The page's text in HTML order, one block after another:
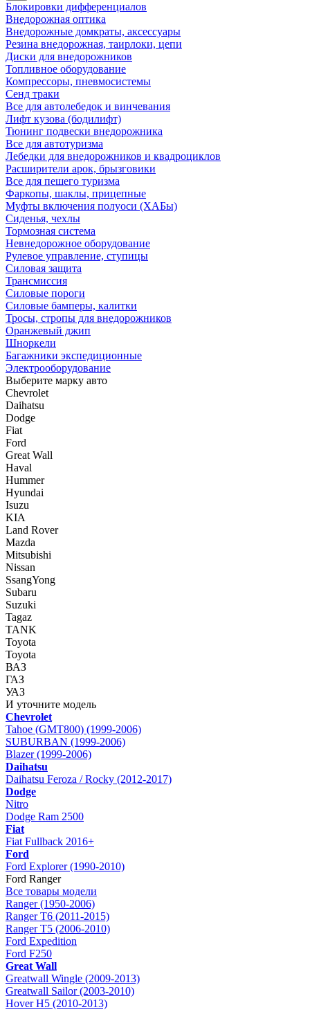
Блокировки дифференциалов
Внедорожная оптика
Внедорожные домкраты, аксессуары
Резина внедорожная, таирлоки, цепи
Диски для внедорожников
Топливное оборудование
Компрессоры, пневмосистемы
Сенд траки
Все для автолебедок и винчевания
Лифт кузова (бодилифт)
Тюнинг подвески внедорожника
Все для автотуризма
Лебедки для внедорожников и квадроциклов
Расширители арок, брызговики
Все для пешего туризма
Фаркопы, шаклы, прицепные
Муфты включения полуоси (ХАБы)
Сиденья, чехлы
Тормозная система
Невнедорожное оборудование
Рулевое управление, ступицы
Силовая защита
Трансмиссия
Силовые пороги
Силовые бамперы, калитки
Тросы, стропы для внедорожников
Оранжевый джип
Шноркели
Багажники экспедиционные
Электрооборудование
Выберите марку авто
Chevrolet
Daihatsu
Dodge
Fiat
Ford
Great Wall
Haval
Hummer
Hyundai
Isuzu
KIA
Land Rover
Mazda
Mitsubishi
Nissan
SsangYong
Subaru
Suzuki
Tagaz
TANK
Toyota
Toyota
ВАЗ
ГАЗ
УАЗ
И уточните модель
Chevrolet
Tahoe (GMT800) (1999-2006)
SUBURBAN (1999-2006)
Blazer (1999-2006)
Daihatsu
Daihatsu Feroza / Rocky (2012-2017)
Dodge
Nitro
Dodge Ram 2500
Fiat
Fiat Fullback 2016+
Ford
Ford Explorer (1990-2010)
Ford Ranger
Все товары модели
Ranger (1950-2006)
Ranger T6 (2011-2015)
Ranger T5 (2006-2010)
Ford Expedition
Ford F250
Great Wall
Greatwall Wingle (2009-2013)
Greatwall Sailor (2003-2010)
Hover H5 (2010-2013)